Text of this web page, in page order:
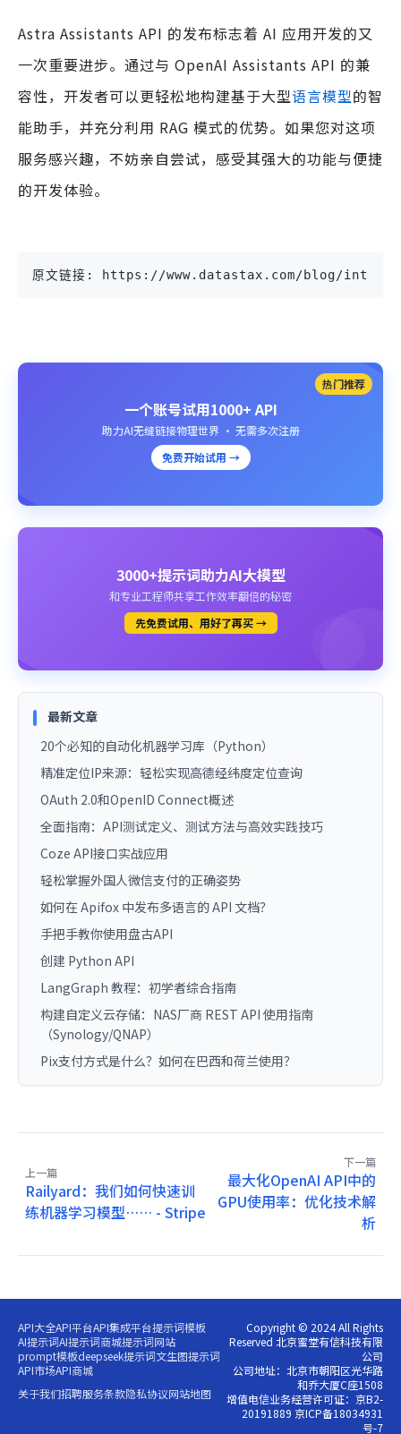
Astra Assistants API 的发布标志着 AI 应用开发的又
一次重要进步。通过与 OpenAI Assistants API 的兼
容性，开发者可以更轻松地构建基于大型语言模型的智
能助手，并充分利用 RAG 模式的优势。如果您对这项
服务感兴趣，不妨亲自尝试，感受其强大的功能与便捷
的开发体验。
原文链接: https://www.datastax.com/blog/
热门推荐
一个账号试用1000+ API
助力AI无缝链接物理世界 · 无需多次注册
免费开始试用 →
3000+提示词助力AI大模型
和专业工程师共享工作效率翻倍的秘密
先免费试用、用好了再买 →
最新文章
20个必知的自动化机器学习库（Python）
精准定位IP来源：轻松实现高德经纬度定位查询
OAuth 2.0和OpenID Connect概述
全面指南：API测试定义、测试方法与高效实践技巧
Coze API接口实战应用
轻松掌握外国人微信支付的正确姿势
如何在 Apifox 中发布多语言的 API 文档？
手把手教你使用盘古API
创建 Python API
LangGraph 教程：初学者综合指南
构建自定义云存储：NAS厂商 REST API 使用指南
（Synology/QNAP）
Pix支付方式是什么？如何在巴西和荷兰使用？
上一篇
Railyard：我们如何快速训
练机器学习模型…… - Stripe
下一篇
最大化OpenAI API中的
GPU使用率：优化技术解
析
API大全API平台API集成平台提示词模板
AI提示词AI提示词商城提示词网站
prompt模板deepseek提示词文生图提示词
API市场API商城
关于我们招聘服务条款隐私协议网站地图
Copyright © 2024 All Rights
Reserved 北京蜜堂有信科技有限
公司
公司地址：北京市朝阳区光华路
和乔大厦C座1508
增值电信业务经营许可证：京B2-
20191889 京ICP备18034931
号-7